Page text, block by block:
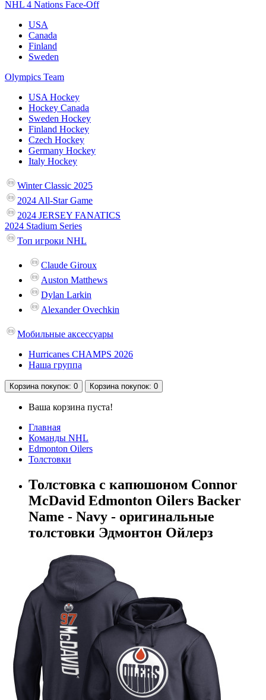
NHL 4 Nations Face-Off
USA
Canada
Finland
Sweden
Olympics Team
USA Hockey
Hockey Canada
Sweden Hockey
Finland Hockey
Czech Hockey
Germany Hockey
Italy Hockey
Winter Classic 2025
2024 All-Star Game
2024 JERSEY FANATICS
2024 Stadium Series
Топ игроки NHL
Claude Giroux
Auston Matthews
Dylan Larkin
Alexander Ovechkin
Мобильные аксессуары
Hurricanes CHAMPS 2026
Наша группа
Корзина покупок: 0 Корзина покупок: 0
Ваша корзина пуста!
Главная
Команды NHL
Edmonton Oilers
Толстовки
Толстовка с капюшоном Connor
McDavid Edmonton Oilers Backer
Name - Navy - оригинальные
толстовки Эдмонтон Ойлерз